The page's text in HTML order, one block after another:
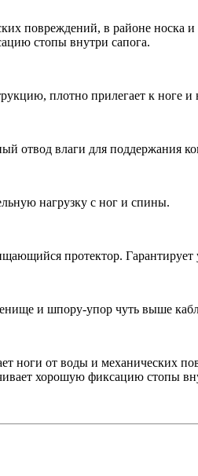
повреждений, в районе носка
стопы внутри сапога.
плотно прилегает к ноге и
отвод влаги для поддержания
нагрузку с ног и спины.
протектор. Гарантирует
и шпору-упор чуть выше
ноги от воды и механических
хорошую фиксацию стопы